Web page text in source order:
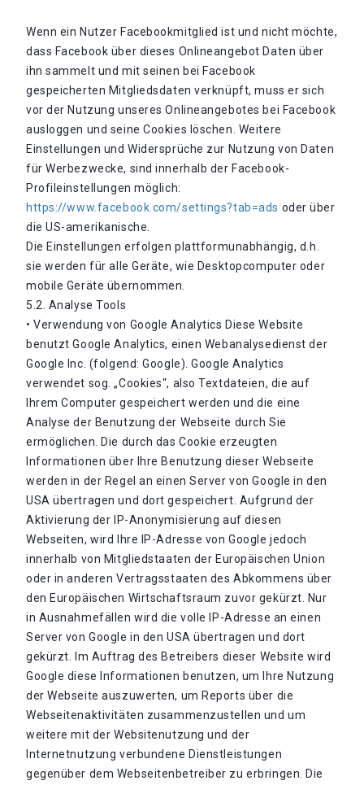
Wenn ein Nutzer Facebookmitglied ist und nicht möchte,
dass Facebook über dieses Onlineangebot Daten über
ihn sammelt und mit seinen bei Facebook
gespeicherten Mitgliedsdaten verknüpft, muss er sich
vor der Nutzung unseres Onlineangebotes bei Facebook
ausloggen und seine Cookies löschen. Weitere
Einstellungen und Widersprüche zur Nutzung von Daten
für Werbezwecke, sind innerhalb der Facebook-
Profileinstellungen möglich:
https://www.facebook.com/settings?tab=ads oder über
die US-amerikanische.
Die Einstellungen erfolgen plattformunabhängig, d.h.
sie werden für alle Geräte, wie Desktopcomputer oder
mobile Geräte übernommen.
5.2. Analyse Tools
• Verwendung von Google Analytics Diese Website
benutzt Google Analytics, einen Webanalysedienst der
Google Inc. (folgend: Google). Google Analytics
verwendet sog. „Cookies“, also Textdateien, die auf
Ihrem Computer gespeichert werden und die eine
Analyse der Benutzung der Webseite durch Sie
ermöglichen. Die durch das Cookie erzeugten
Informationen über Ihre Benutzung dieser Webseite
werden in der Regel an einen Server von Google in den
USA übertragen und dort gespeichert. Aufgrund der
Aktivierung der IP-Anonymisierung auf diesen
Webseiten, wird Ihre IP-Adresse von Google jedoch
innerhalb von Mitgliedstaaten der Europäischen Union
oder in anderen Vertragsstaaten des Abkommens über
den Europäischen Wirtschaftsraum zuvor gekürzt. Nur
in Ausnahmefällen wird die volle IP-Adresse an einen
Server von Google in den USA übertragen und dort
gekürzt. Im Auftrag des Betreibers dieser Website wird
Google diese Informationen benutzen, um Ihre Nutzung
der Webseite auszuwerten, um Reports über die
Webseitenaktivitäten zusammenzustellen und um
weitere mit der Websitenutzung und der
Internetnutzung verbundene Dienstleistungen
gegenüber dem Webseitenbetreiber zu erbringen. Die